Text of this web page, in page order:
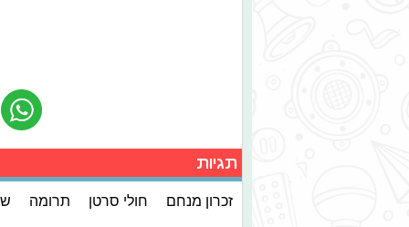
תגיות
זכרון מנחם חולי סרטן תרומה